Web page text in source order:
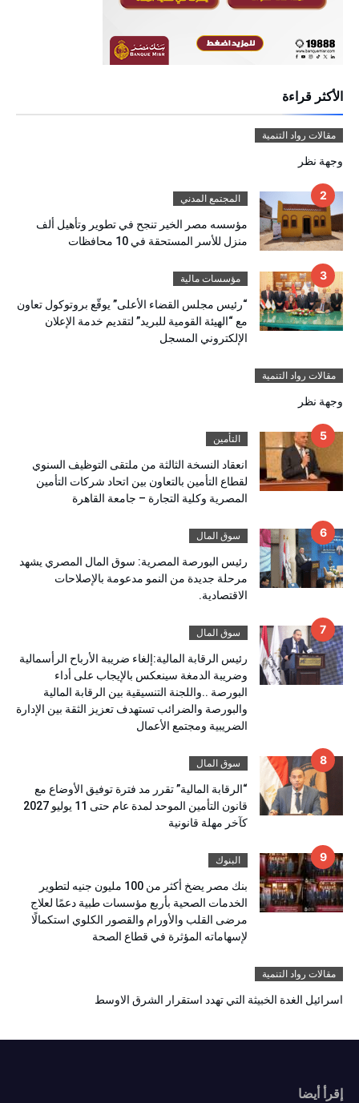
الأكثر قراءة
مقالات رواد التنمية
وجهة نظر
المجتمع المدني
مؤسسه مصر الخير تنجح في تطوير وتأهيل ألف
منزل للأسر المستحقة في 10 محافظات
مؤسسات مالية
“رئيس مجلس القضاء الأعلى” يوقّع بروتوكول تعاون
مع “الهيئة القومية للبريد” لتقديم خدمة الإعلان
الإلكتروني المسجل
مقالات رواد التنمية
وجهة نظر
التأمين
انعقاد النسخة الثالثة من ملتقى التوظيف السنوي
لقطاع التأمين بالتعاون بين اتحاد شركات التأمين
المصرية وكلية التجارة – جامعة القاهرة
سوق المال
رئيس البورصة المصرية: سوق المال المصري يشهد
مرحلة جديدة من النمو مدعومة بالإصلاحات
الاقتصادية.
سوق المال
رئيس الرقابة المالية:إلغاء ضريبة الأرباح الرأسمالية
وضريبة الدمغة سينعكس بالإيجاب على أداء
البورصة ..واللجنة التنسيقية بين الرقابة المالية
والبورصة والضرائب تستهدف تعزيز الثقة بين الإدارة
الضريبية ومجتمع الأعمال
سوق المال
“الرقابة المالية” تقرر مد فترة توفيق الأوضاع مع
قانون التأمين الموحد لمدة عام حتى 11 يوليو 2027
كآخر مهلة قانونية
البنوك
بنك مصر يضخ أكثر من 100 مليون جنيه لتطوير
الخدمات الصحية بأربع مؤسسات طبية دعمًا لعلاج
مرضى القلب والأورام والقصور الكلوي استكمالًا
لإسهاماته المؤثرة في قطاع الصحة
مقالات رواد التنمية
اسرائيل الغدة الخبيثة التي تهدد استقرار الشرق الاوسط
إقرأ أيضا